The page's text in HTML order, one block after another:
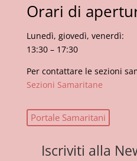
Orari di
Lunedì, giovedì, venerdì:
13:30 – 17:30
Per contattare le sezioni
Sezioni Samaritane
Portale Samaritani
Iscriviti alla